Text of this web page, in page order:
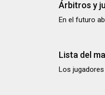
Árbitros y
En el futuro
Lista del
Los